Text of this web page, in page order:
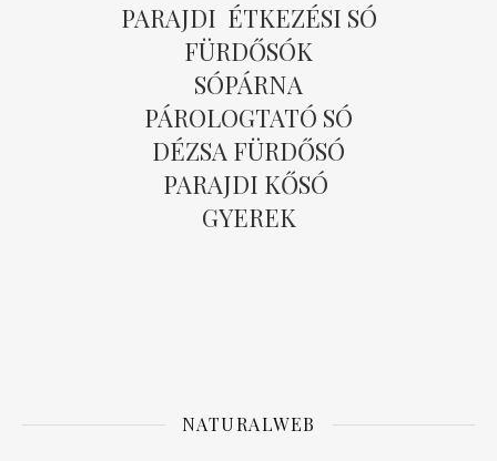
PARAJDI ÉTKEZÉSI SÓ
FÜRDŐSÓK
SÓPÁRNA
PÁROLOGTATÓ SÓ
DÉZSA FÜRDŐSÓ
PARAJDI KŐSÓ
GYEREK
NATURALWEB